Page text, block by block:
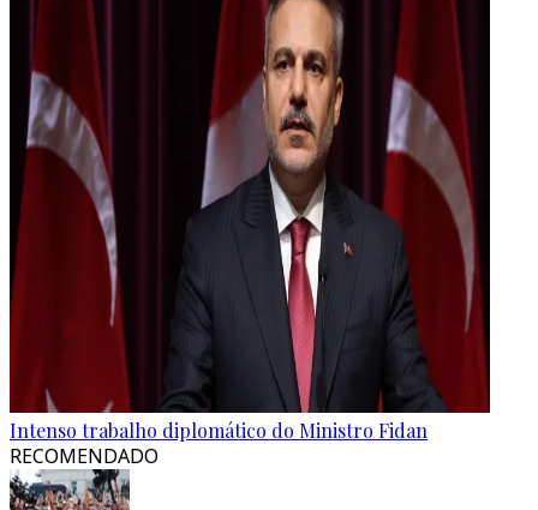
Intenso trabalho diplomático do Ministro Fidan
RECOMENDADO